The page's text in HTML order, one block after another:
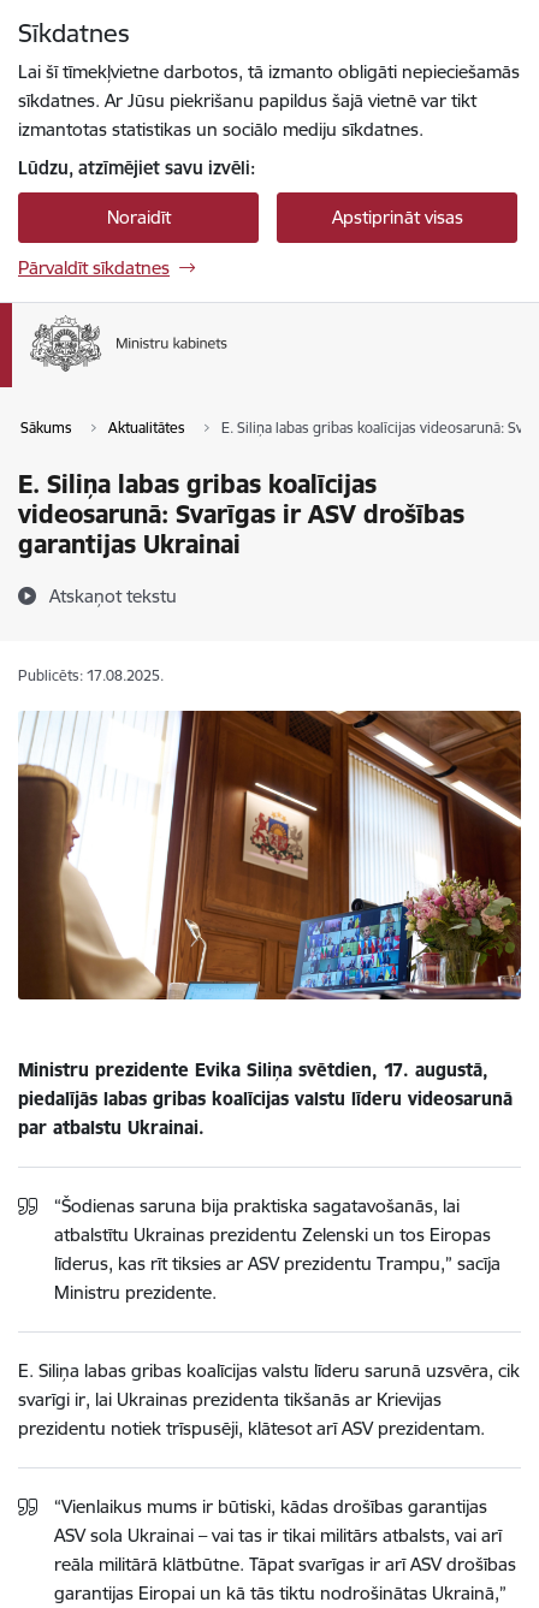
Sīkdatnes
Lai šī tīmekļvietne darbotos, tā izmanto obligāti nepieciešamās
sīkdatnes. Ar Jūsu piekrišanu papildus šajā vietnē var tikt
izmantotas statistikas un sociālo mediju sīkdatnes.
Lūdzu, atzīmējiet savu izvēli:
Noraidīt Apstiprināt visas
Pārvaldīt sīkdatnes
Sākums Aktualitātes E. Siliņa labas gribas koalīcijas videosarunā:
E. Siliņa labas gribas koalīcijas
videosarunā: Svarīgas ir ASV drošības
garantijas Ukrainai
Atskaņot tekstu
Publicēts: 17.08.2025.
Ministru prezidente Evika Siliņa svētdien, 17. augustā,
piedalījās labas gribas koalīcijas valstu līderu videosarunā
par atbalstu Ukrainai.
“Šodienas saruna bija praktiska sagatavošanās, lai
atbalstītu Ukrainas prezidentu Zelenski un tos Eiropas
līderus, kas rīt tiksies ar ASV prezidentu Trampu,” sacīja
Ministru prezidente.
E. Siliņa labas gribas koalīcijas valstu līderu sarunā uzsvēra, cik
svarīgi ir, lai Ukrainas prezidenta tikšanās ar Krievijas
prezidentu notiek trīspusēji, klātesot arī ASV prezidentam.
“Vienlaikus mums ir būtiski, kādas drošības garantijas
ASV sola Ukrainai – vai tas ir tikai militārs atbalsts, vai arī
reāla militārā klātbūtne. Tāpat svarīgas ir arī ASV drošības
garantijas Eiropai un kā tās tiktu nodrošinātas Ukrainā,”